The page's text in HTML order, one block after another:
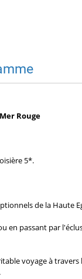
Rouge
5*.
de la Haute
en passant par
voyage à